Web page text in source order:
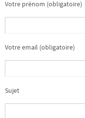
Votre prénom (obligatoire)
Votre email (obligatoire)
Sujet